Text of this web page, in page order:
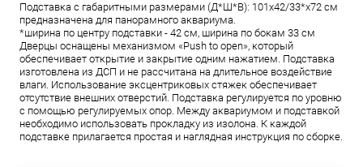
Подставка с габаритными размерами (Д*Ш*В): 101х42/33*х72 см
предназначена для панорамного аквариума.
*ширина по центру подставки - 42 см, ширина по бокам 33 см
Дверцы оснащены механизмом «Push to open», который
обеспечивает открытие и закрытие одним нажатием. Подставка
изготовлена из ДСП и не рассчитана на длительное воздействие
влаги. Использование эксцентриковых стяжек обеспечивает
отсутствие внешних отверстий. Подставка регулируется по уровню
с помощью регулируемых опор. Между аквариумом и подставкой
необходимо использовать прокладку из изолона. К каждой
подставке прилагается простая и наглядная инструкция по сборке.